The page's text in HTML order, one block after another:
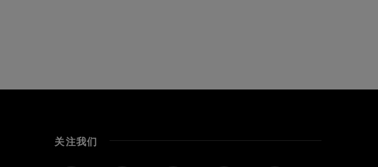
关注我们